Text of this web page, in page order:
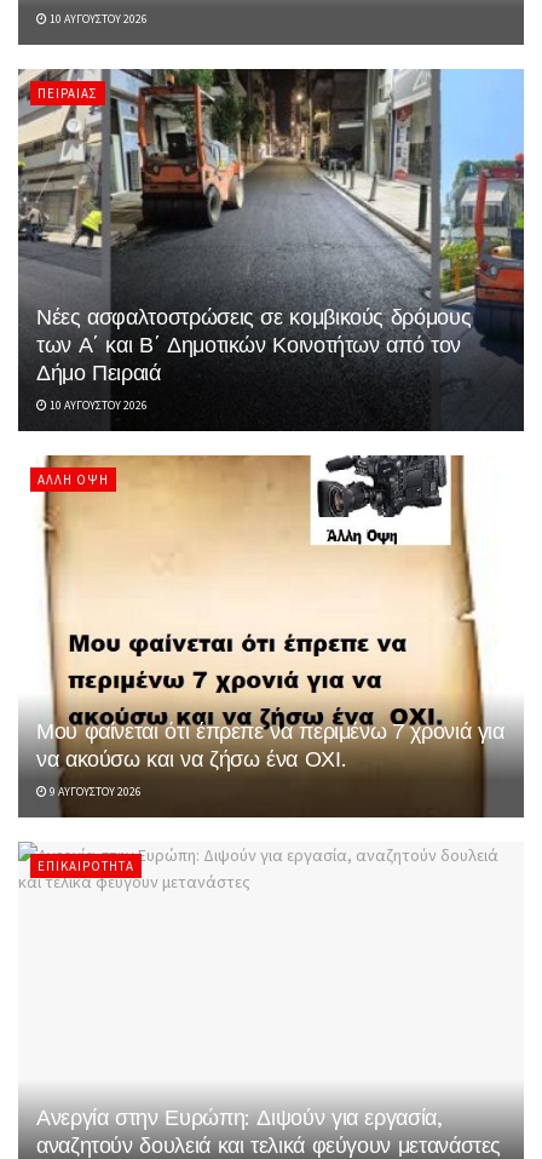
10 ΑΥΓΟΎΣΤΟΥ 2026
ΠΕΙΡΑΙΆΣ
Νέες ασφαλτοστρώσεις σε κομβικούς δρόμους
των Α΄ και Β΄ Δημοτικών Κοινοτήτων από τον
Δήμο Πειραιά
10 ΑΥΓΟΎΣΤΟΥ 2026
ΆΛΛΗ ΌΨΗ
Μου φαίνεται ότι έπρεπε να περιμένω 7 χρονιά για
να ακούσω και να ζήσω ένα ΟΧΙ.
9 ΑΥΓΟΎΣΤΟΥ 2026
ΕΠΙΚΑΙΡΌΤΗΤΑ
Ανεργία στην Ευρώπη: Διψούν για εργασία,
αναζητούν δουλειά και τελικά φεύγουν μετανάστες